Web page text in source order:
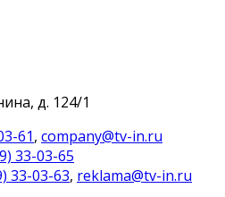
д. 124/1
61, company@tv-in.ru
33-03-65
33-03-63, reklama@tv-in.ru